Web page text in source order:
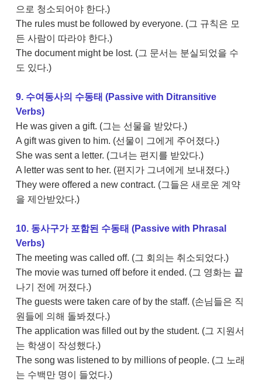
으로 청소되어야 한다.)
The rules must be followed by everyone. (그 규칙은 모
든 사람이 따라야 한다.)
The document might be lost. (그 문서는 분실되었을 수
도 있다.)
9. 수여동사의 수동태 (Passive with Ditransitive
Verbs)
He was given a gift. (그는 선물을 받았다.)
A gift was given to him. (선물이 그에게 주어졌다.)
She was sent a letter. (그녀는 편지를 받았다.)
A letter was sent to her. (편지가 그녀에게 보내졌다.)
They were offered a new contract. (그들은 새로운 계약
을 제안받았다.)
10. 동사구가 포함된 수동태 (Passive with Phrasal
Verbs)
The meeting was called off. (그 회의는 취소되었다.)
The movie was turned off before it ended. (그 영화는 끝
나기 전에 꺼졌다.)
The guests were taken care of by the staff. (손님들은 직
원들에 의해 돌봐졌다.)
The application was filled out by the student. (그 지원서
는 학생이 작성했다.)
The song was listened to by millions of people. (그 노래
는 수백만 명이 들었다.)